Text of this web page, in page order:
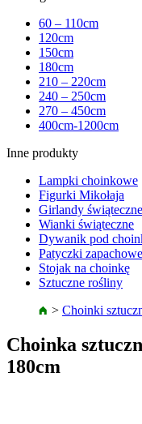
60 – 110cm
120cm
150cm
180cm
210 – 220cm
240 – 250cm
270 – 450cm
400cm-1200cm
Inne produkty
Lampki choinkowe
Figurki Mikołaja
Girlandy świąteczne
Wianki świąteczne
Dywanik pod
Patyczki
Stojak na choinkę
Sztuczne rośliny
> Choinki
Choinka
180cm